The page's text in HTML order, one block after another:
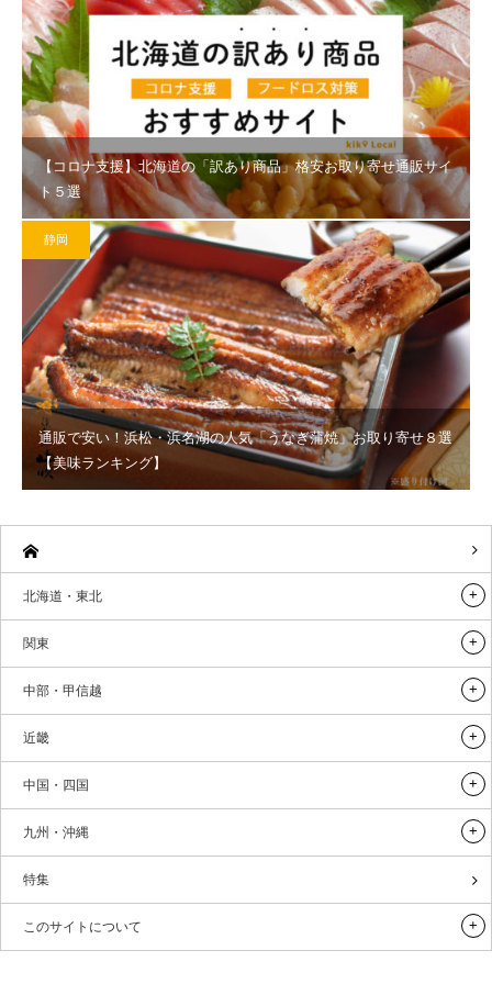
【コロナ支援】北海道の「訳あり商品」格安お取り寄せ通販サイ
ト５選
静岡
通販で安い！浜松・浜名湖の人気「うなぎ蒲焼」お取り寄せ８選
【美味ランキング】
北海道・東北
関東
中部・甲信越
近畿
中国・四国
九州・沖縄
特集
このサイトについて